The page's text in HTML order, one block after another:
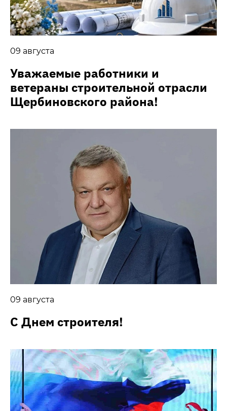
09 августа
Уважаемые работники и
ветераны строительной отрасли
Щербиновского района!
09 августа
С Днем строителя!